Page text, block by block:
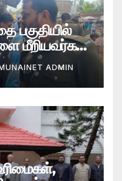
பகுதியில்
மீறியவர்கள்
ADMIN